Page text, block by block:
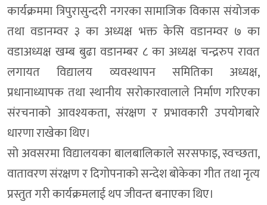
कार्यक्रममा त्रिपुरासुन्दरी नगरका सामाजिक विकास संयाेजक
तथा वडानम्वर ३ का अध्यक्ष भक्त केसि वडानम्वर ७ का
वडाअध्यक्ष खम्ब बुढा वडानम्बर ८ का अध्यक्ष चन्द्ररुप रावत
लगायत विद्यालय व्यवस्थापन समितिका अध्यक्ष,
प्रधानाध्यापक तथा स्थानीय सरोकारवालाले निर्माण गरिएका
संरचनाको आवश्यकता, संरक्षण र प्रभावकारी उपयोगबारे
धारणा राखेका थिए।
सो अवसरमा विद्यालयका बालबालिकाले सरसफाइ, स्वच्छता,
वातावरण संरक्षण र दिगोपनाको सन्देश बोकेका गीत तथा नृत्य
प्रस्तुत गरी कार्यक्रमलाई थप जीवन्त बनाएका थिए।